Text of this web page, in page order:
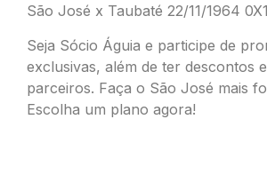
São José x Taubaté 22/11/1964
Seja Sócio Águia e participe de
exclusivas, além de ter descontos
parceiros. Faça o São José mais
Escolha um plano agora!